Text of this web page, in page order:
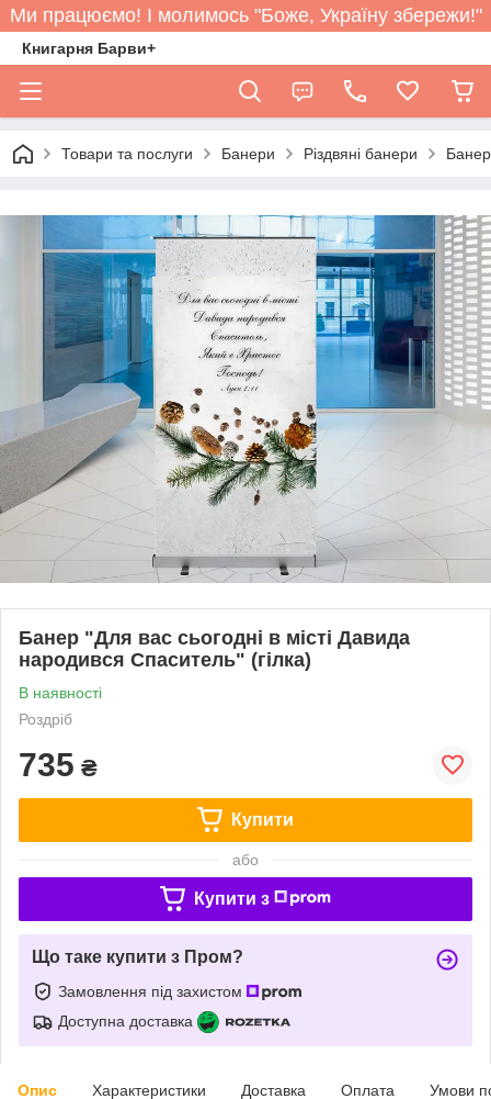
Ми працюємо! І молимось "Боже, Україну збережи!"
Книгарня Барви+
Товари та послуги Банери Різдвяні банери
Банер "Для вас сьогодні в місті Давида
народився Спаситель" (гілка)
В наявності
Роздріб
735 ₴
Купити
або
Купити з
Що таке купити з Пром?
Замовлення під захистом
Доступна доставка
Опис Характеристики Доставка Оплата Умови